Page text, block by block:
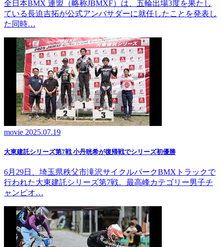
全日本BMX 連盟（略称JBMXF）は、五輪出場3度を果たし
ている長迫吉拓が公式アンバサダーに就任したことを発表し
た同時…
movie 2025.07.19
大東建託シリーズ第7戦 ⼩丹晄希が復帰戦でシリーズ初優勝
6月29日、埼玉県秩父市滝沢サイクルパークBMXトラックで
行われた大東建託シリーズ第7戦。最高峰カテゴリー男子チ
ャンピオ…